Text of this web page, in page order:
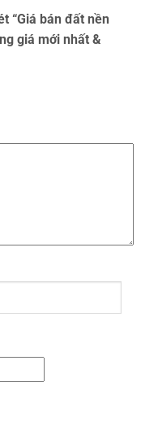
“Giá bán đất nền
giá mới nhất &